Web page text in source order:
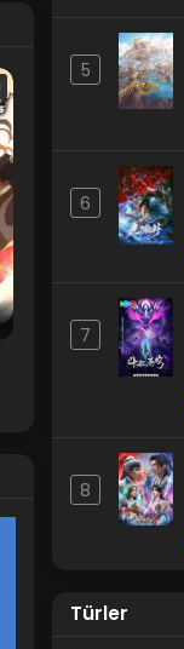
5
6
7
8
Türler